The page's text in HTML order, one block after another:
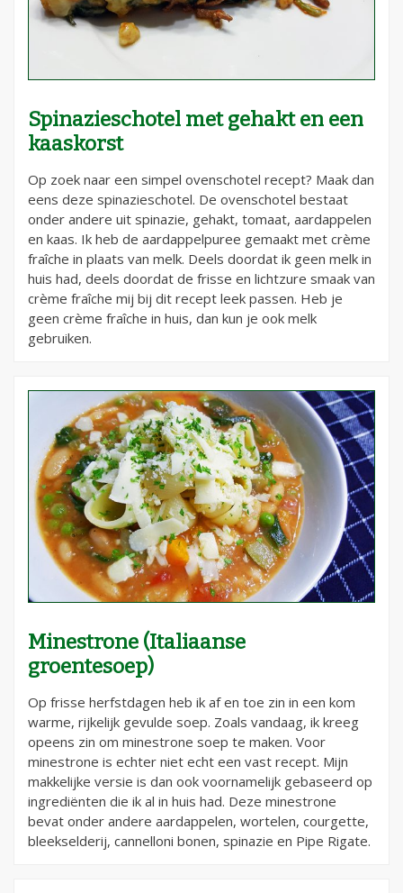
Spinazieschotel met gehakt en een
kaaskorst
Op zoek naar een simpel ovenschotel recept? Maak dan
eens deze spinazieschotel. De ovenschotel bestaat
onder andere uit spinazie, gehakt, tomaat, aardappelen
en kaas. Ik heb de aardappelpuree gemaakt met crème
fraîche in plaats van melk. Deels doordat ik geen melk in
huis had, deels doordat de frisse en lichtzure smaak van
crème fraîche mij bij dit recept leek passen. Heb je
geen crème fraîche in huis, dan kun je ook melk
gebruiken.
Minestrone (Italiaanse
groentesoep)
Op frisse herfstdagen heb ik af en toe zin in een kom
warme, rijkelijk gevulde soep. Zoals vandaag, ik kreeg
opeens zin om minestrone soep te maken. Voor
minestrone is echter niet echt een vast recept. Mijn
makkelijke versie is dan ook voornamelijk gebaseerd op
ingrediënten die ik al in huis had. Deze minestrone
bevat onder andere aardappelen, wortelen, courgette,
bleekselderij, cannelloni bonen, spinazie en Pipe Rigate.